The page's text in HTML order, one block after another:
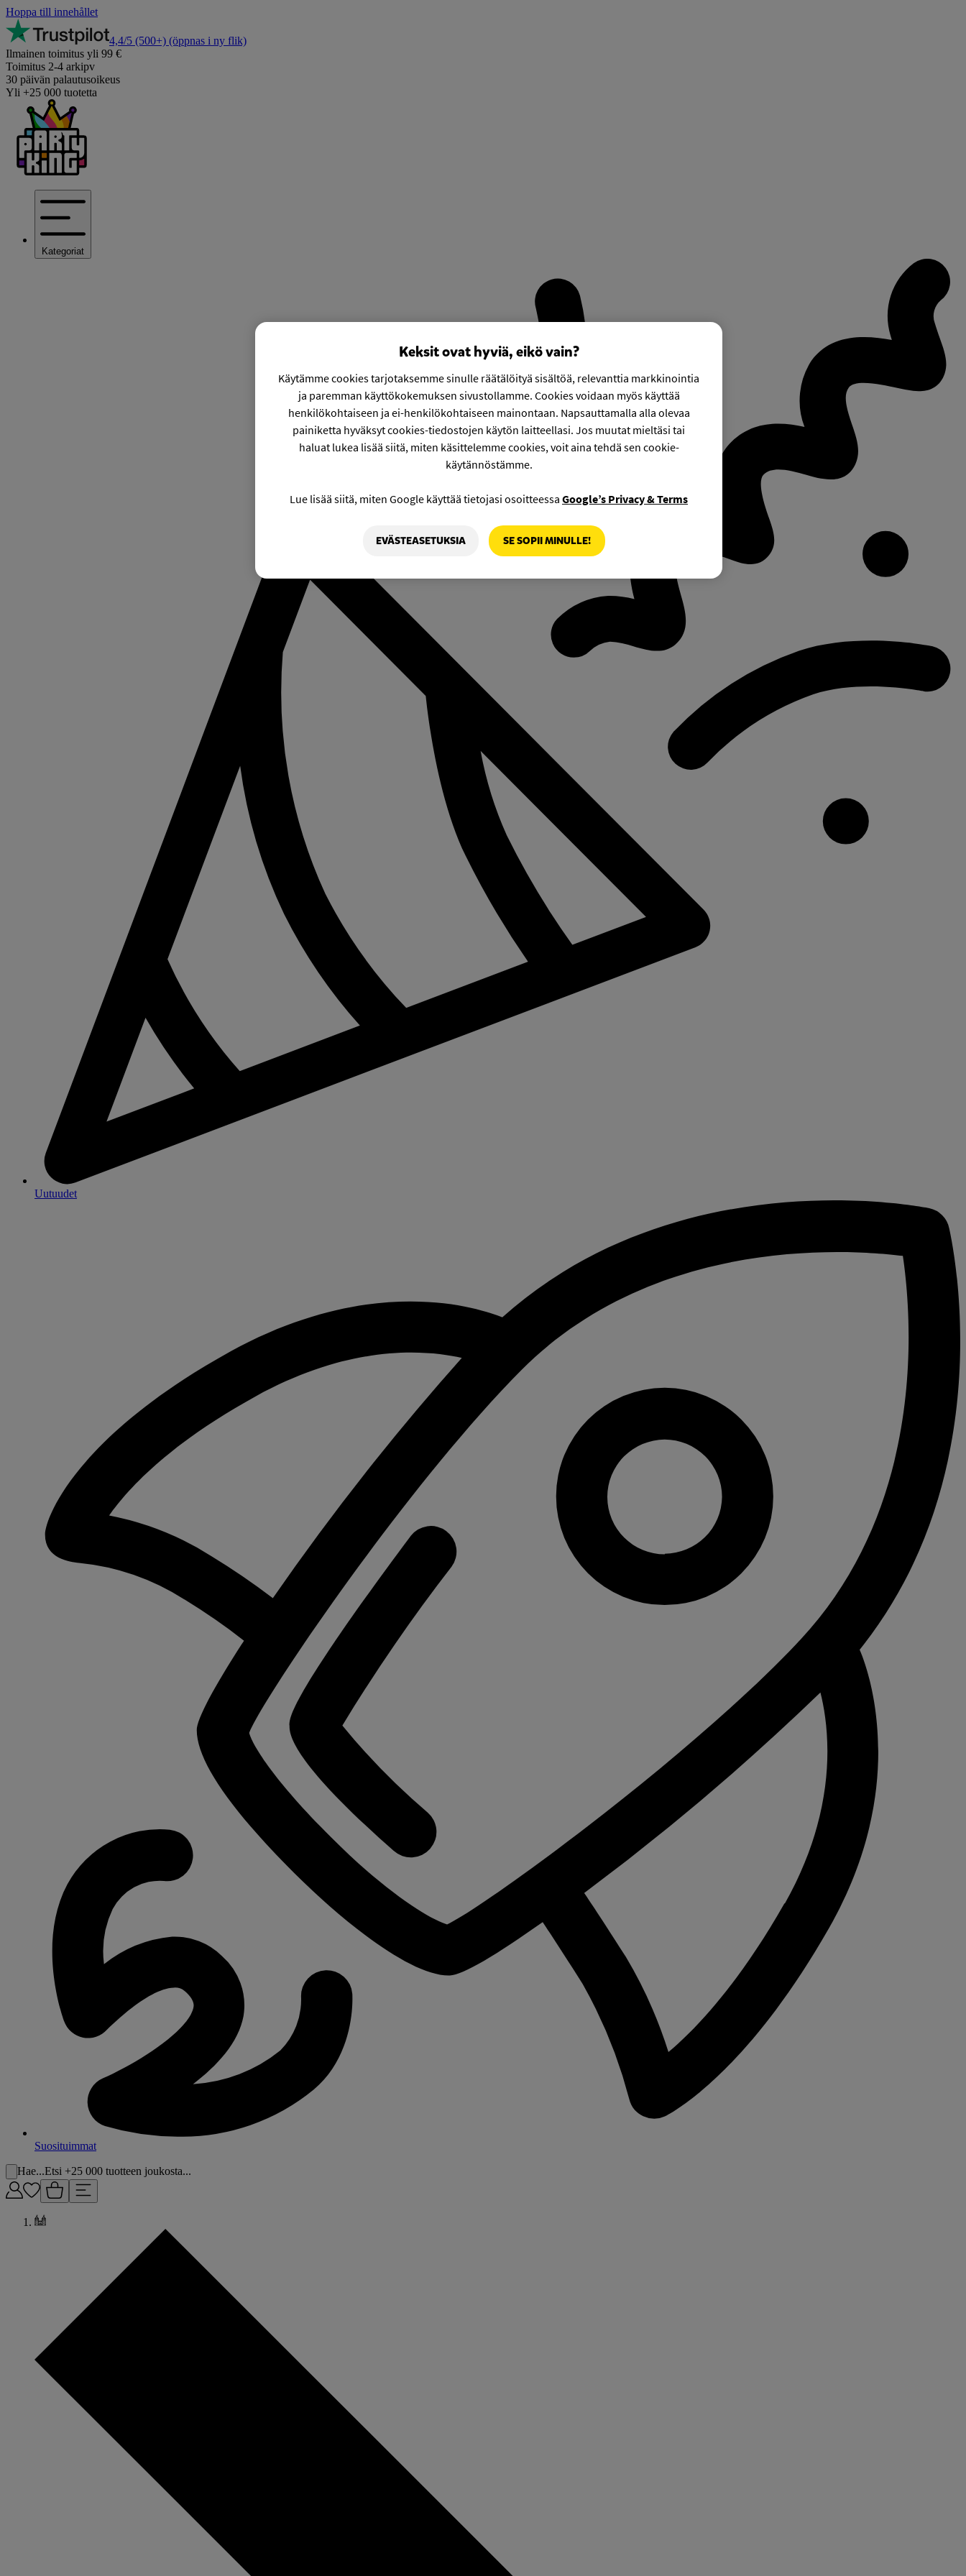
Hoppa till innehållet
4,4/5 (500+) (öppnas i ny flik)
Ilmainen toimitus yli 99 €
Toimitus 2-4 arkipv
30 päivän palautusoikeus
Yli +25 000 tuotetta
Kategoriat
Uutuudet
Suosituimmat
Hae...Etsi +25 000 tuotteen joukosta...
Keksit ovat hyviä, eikö vain?
Käytämme cookies tarjotaksemme sinulle räätälöityä sisältöä, relevanttia markkinointia
ja paremman käyttökokemuksen sivustollamme. Cookies voidaan myös käyttää
henkilökohtaiseen ja ei-henkilökohtaiseen mainontaan. Napsauttamalla alla olevaa
painiketta hyväksyt cookies-tiedostojen käytön laitteellasi. Jos muutat mieltäsi tai
haluat lukea lisää siitä, miten käsittelemme cookies, voit aina tehdä sen cookie-
käytännöstämme.
Lue lisää siitä, miten Google käyttää tietojasi osoitteessa Google’s Privacy & Terms
EVÄSTEASETUKSIA SE SOPII MINULLE!